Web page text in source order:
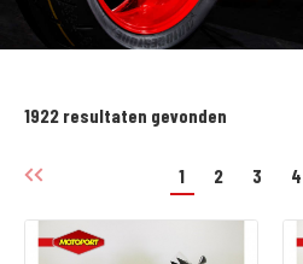
1922 resultaten gevonden
1 2 3 4